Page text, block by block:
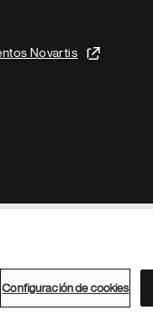
Novartis
Configuración de cookies